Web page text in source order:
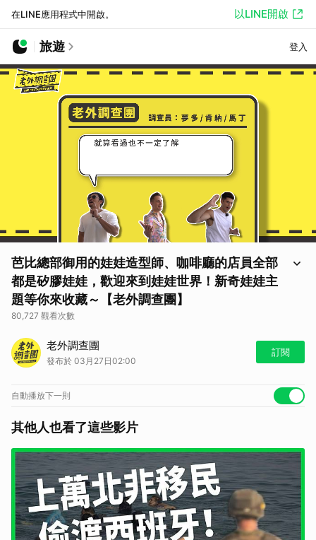
在LINE應用程式中開啟。 以LINE開啟
旅遊 登入
芭比總部御用的娃娃造型師、咖啡廳的店員全部
都是矽膠娃娃，歡迎來到娃娃世界！新奇娃娃主
題等你來收藏～【老外調查團】
80,727 觀看次數
鎖定老外調查團讓老外帶你去冒險！
老外調查團
發布於 03月27日02:00
訂閱
自動播放下一則
其他人也看了這些影片